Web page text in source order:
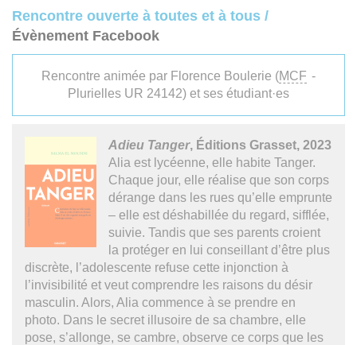
Rencontre ouverte à toutes et à tous /
Évènement Facebook
Rencontre animée par Florence Boulerie (MCF -
Plurielles UR 24142) et ses étudiant·es
Adieu Tanger, Éditions Grasset, 2023
Alia est lycéenne, elle habite Tanger.
Chaque jour, elle réalise que son corps
dérange dans les rues qu’elle emprunte
– elle est déshabillée du regard, sifflée,
suivie. Tandis que ses parents croient
la protéger en lui conseillant d’être plus
discrète, l’adolescente refuse cette injonction à
l’invisibilité et veut comprendre les raisons du désir
masculin. Alors, Alia commence à se prendre en
photo. Dans le secret illusoire de sa chambre, elle
pose, s’allonge, se cambre, observe ce corps que les